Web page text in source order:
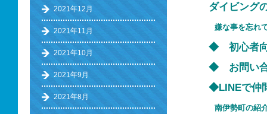
ダイビング
嫌な事を忘れ
◆ 初心
◆ お問い
◆LINEで
南伊勢町
2021年12月
2021年11月
2021年10月
2021年9月
2021年8月